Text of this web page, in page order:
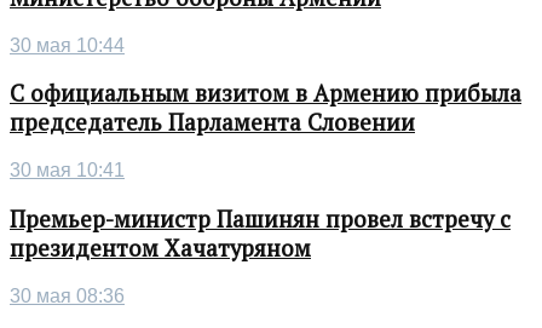
30 мая 10:44
С официальным визитом в Армению прибыла
председатель Парламента Словении
30 мая 10:41
Премьер-министр Пашинян провел встречу с
президентом Хачатуряном
30 мая 08:36